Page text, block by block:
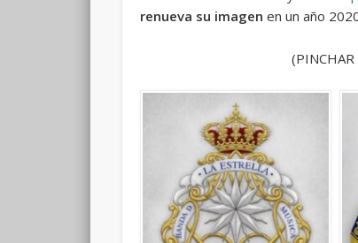
renueva su imagen en un año
(PINCHAR